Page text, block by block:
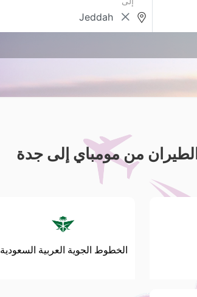
من مومباي إلى جدة
الخطوط الجوية العربية السعودية